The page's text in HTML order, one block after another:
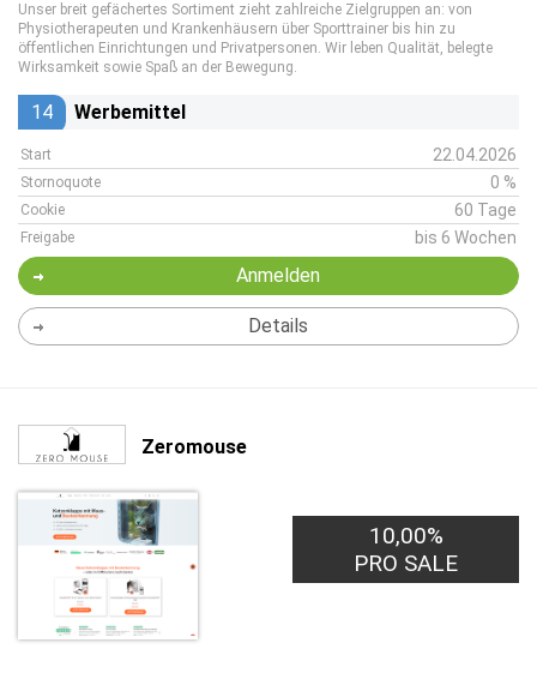
Unser breit gefächertes Sortiment zieht zahlreiche Zielgruppen an: von
Physiotherapeuten und Krankenhäusern über Sporttrainer bis hin zu
öffentlichen Einrichtungen und Privatpersonen. Wir leben Qualität, belegte
Wirksamkeit sowie Spaß an der Bewegung.
14 Werbemittel
Start 22.04.2026
Stornoquote 0 %
Cookie 60 Tage
Freigabe bis 6 Wochen
Anmelden
Details
Zeromouse
10,00%
PRO SALE